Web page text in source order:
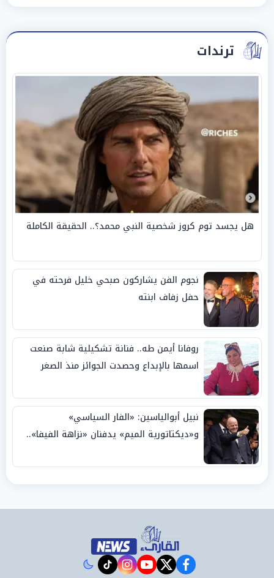
ترندات
هل يجسد توم كروز شخصية النبي محمد؟.. الحقيقة الكاملة
نجوم الفن يشاركون صبحي خليل فرحته في
حفل زفاف ابنته
روفانا أيمن طه.. فنانة تشكيلية شابة صنعت
اسمها بالإبداع وحصدت الجوائز منذ الصغر
نبيل أبوالياسين: «الفار السياسي»
و«ديكتاتورية الميم» يدفنان «نزاهة الفيفا»..
facebook
twitter
youtube
instagram
tiktok